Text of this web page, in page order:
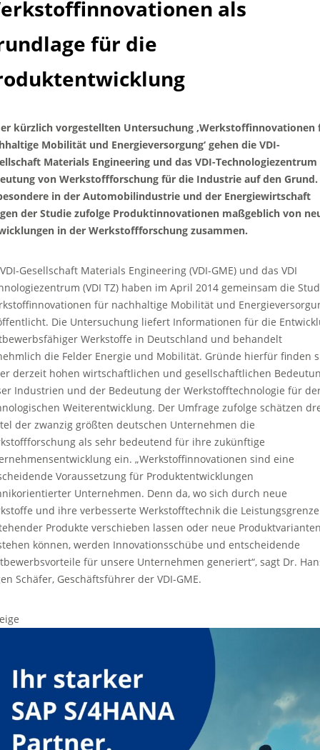
als
für die
kürzlich vorgestellten Untersuchung ‚Werkstoffinnovationen
Mobilität und Energieversorgung‘ gehen die VDI-
Materials Engineering und das VDI-Technologiezentrum
von Werkstoffforschung für die Industrie auf den Grund.
in der Automobilindustrie und der Energiewirtschaft
der Studie zufolge Produktinnovationen maßgeblich von
in der Werkstoffforschung zusammen.
Gesellschaft Materials Engineering (VDI-GME) und das VDI
(VDI TZ) haben im April 2014 gemeinsam die
für nachhaltige Mobilität und
Die Untersuchung liefert Informationen für die
Werkstoffe in Deutschland und behandelt
die Felder Energie und Mobilität. Gründe hierfür finden
derzeit hohen wirtschaftlichen und gesellschaftlichen
Industrien und der Bedeutung der Werkstofftechnologie für
Weiterentwicklung. Der Umfrage zufolge schätzen
der zwanzig größten deutschen Unternehmen die
als sehr bedeutend für ihre zukünftige
ein. „Werkstoffinnovationen sind eine
Voraussetzung für Produktentwicklungen
Unternehmen. Denn da, wo sich durch neue
und ihre verbesserte Werkstofftechnik die
Produkte verschieben lassen oder neue
können, werden Innovationsschübe und entscheidende
für unsere Unternehmen generiert“, sagt Dr.
Schäfer, Geschäftsführer der VDI-GME.